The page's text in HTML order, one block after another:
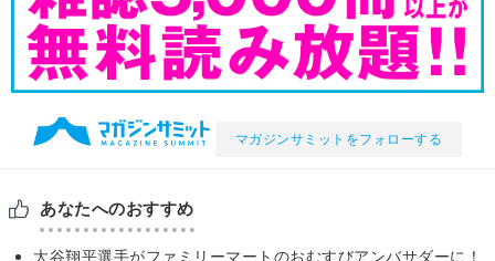
マガジンサミットをフォローする
あなたへのおすすめ
大谷翔平選手がファミリーマートのおむすびアンバサダーに！